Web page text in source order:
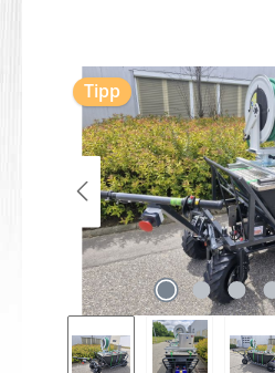
Bildergalerie überspringen
Tipp